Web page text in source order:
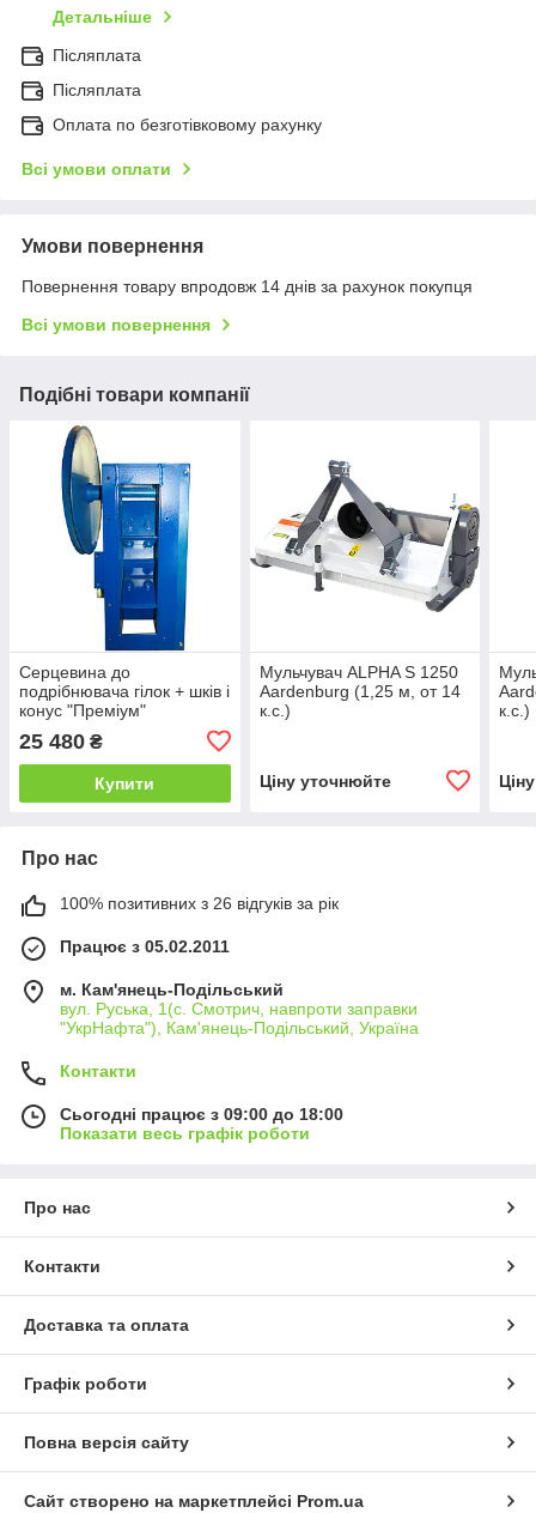
Детальніше
Післяплата
Післяплата
Оплата по безготівковому рахунку
Всі умови оплати
Умови повернення
Повернення товару впродовж 14 днів за рахунок покупця
Всі умови повернення
Подібні товари компанії
Серцевина до
подрібнювача гілок + шків і
конус "Преміум"
25 480 ₴
Купити
Мульчувач ALPHA S 1250
Aardenburg (1,25 м, от 14
к.с.)
Ціну уточнюйте
к.с.)
Про нас
100% позитивних з 26 відгуків за рік
Працює з 05.02.2011
м. Кам'янець-Подільський
вул. Руська, 1(с. Смотрич, навпроти заправки
"УкрНафта"), Кам'янець-Подільський, Україна
Контакти
Сьогодні працює з 09:00 до 18:00
Показати весь графік роботи
Про нас
Контакти
Доставка та оплата
Графік роботи
Повна версія сайту
Сайт створено на маркетплейсі Prom.ua